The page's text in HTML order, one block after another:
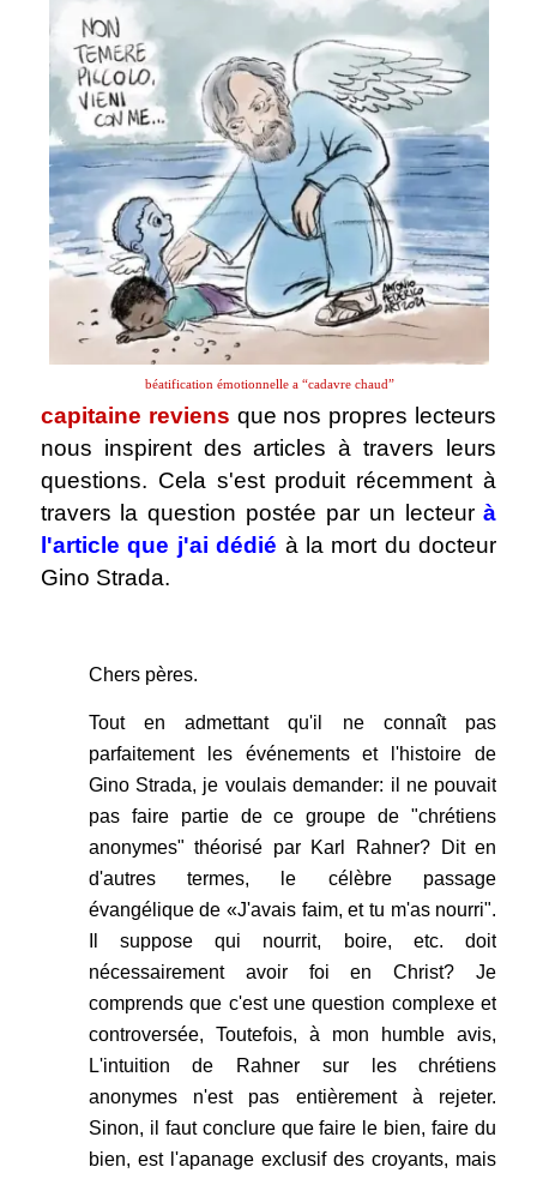
béatification émotionnelle a “cadavre chaud”
capitaine reviens que nos propres lecteurs
nous inspirent des articles à travers leurs
questions. Cela s'est produit récemment à
travers la question postée par un lecteurà
l'article que j'ai dédié à la mort du docteur
Gino Strada.
Chers pères.
Tout en admettant qu'il ne connaît pas
parfaitement les événements et l'histoire de
Gino Strada, je voulais demander: il ne pouvait
pas faire partie de ce groupe de "chrétiens
anonymes" théorisé par Karl Rahner? Dit en
d'autres termes, le célèbre passage
évangélique de «J'avais faim, et tu m'as nourri".
Il suppose qui nourrit, boire, etc. doit
nécessairement avoir foi en Christ? Je
comprends que c'est une question complexe et
controversée, Toutefois, à mon humble avis,
L'intuition de Rahner sur les chrétiens
anonymes n'est pas entièrement à rejeter.
Sinon, il faut conclure que faire le bien, faire du
bien, est l'apanage exclusif des croyants, mais